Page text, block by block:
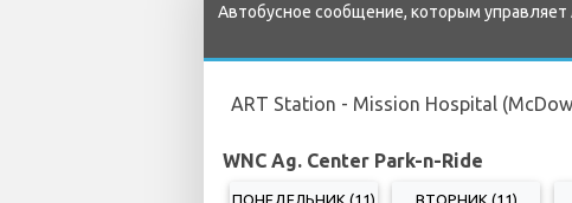
Автобусное сообщение, которым управляет
ART Station - Mission Hospital
WNC Ag. Center Park-n-Ride
ПОНЕДЕЛЬНИК (11) ВТОРНИК (11)